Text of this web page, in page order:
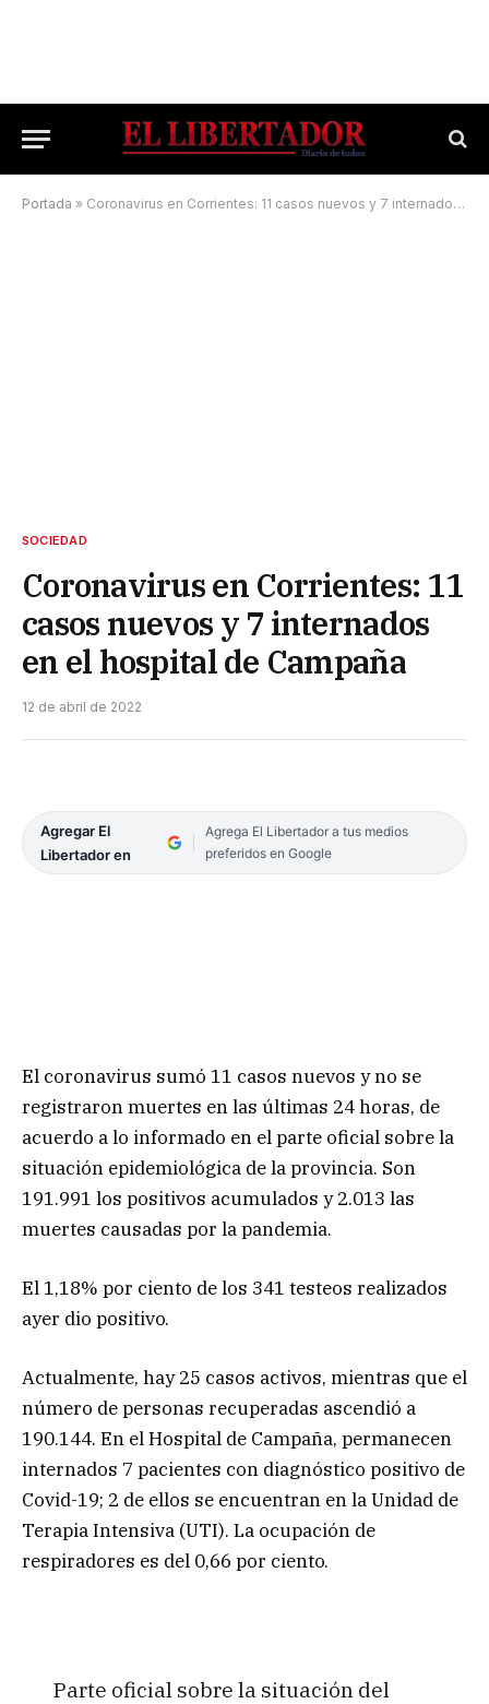
Portada » Coronavirus en Corrientes: 11 casos nuevos y 7 internados en el hospital de Campaña
SOCIEDAD
Coronavirus en Corrientes: 11
casos nuevos y 7 internados
en el hospital de Campaña
12 de abril de 2022
Agregar El
Libertador en
Agrega El Libertador a tus medios
preferidos en Google
El coronavirus sumó 11 casos nuevos y no se
registraron muertes en las últimas 24 horas, de
acuerdo a lo informado en el parte oficial sobre la
situación epidemiológica de la provincia. Son
191.991 los positivos acumulados y 2.013 las
muertes causadas por la pandemia.
El 1,18% por ciento de los 341 testeos realizados
ayer dio positivo.
Actualmente, hay 25 casos activos, mientras que el
número de personas recuperadas ascendió a
190.144. En el Hospital de Campaña, permanecen
internados 7 pacientes con diagnóstico positivo de
Covid-19; 2 de ellos se encuentran en la Unidad de
Terapia Intensiva (UTI). La ocupación de
respiradores es del 0,66 por ciento.
Parte oficial sobre la situación del